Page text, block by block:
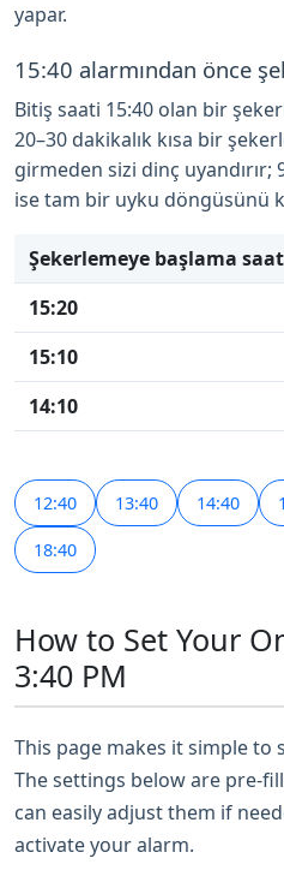
yapar.
15:40 alarmından önce
Bitiş saati 15:40 olan bir
20–30 dakikalık kısa bir
girmeden sizi dinç uyandırır;
ise tam bir uyku döngüsünü
Şekerlemeye başlama
15:20
15:10
14:10
12:40 13:40 14:40
18:40
How to Set Your
3:40 PM
This page makes it simple to
The settings below are pre-
can easily adjust them if
activate your alarm.